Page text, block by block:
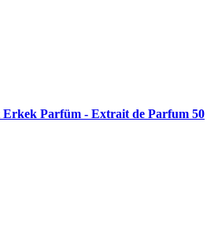
Parfüm - Extrait de Parfum 50